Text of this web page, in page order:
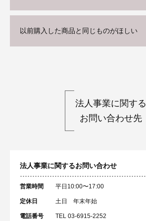
以前購入した商品と同じものがほしい
法人事業に関する
お問い合わせ先
法人事業に関するお問い合わせ
営業時間 平日10:00〜17:00
定休日 土日 年末年始
電話番号 TEL 03-6915-2252